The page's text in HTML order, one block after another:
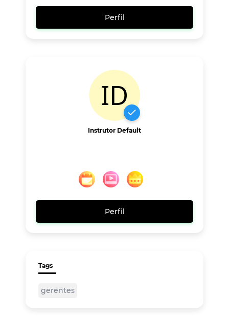
Perfil
Instrutor Default
Perfil
Tags
gerentes